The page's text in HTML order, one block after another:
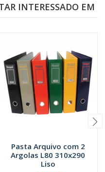
INTERESSADO EM
Pasta Arquivo com 2
Argolas L80 310x290
Liso